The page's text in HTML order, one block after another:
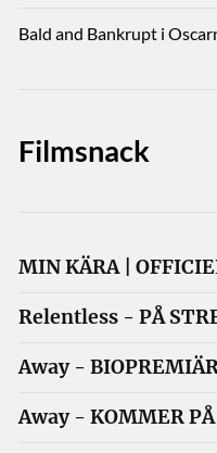
Bald and Bankrupt i
Filmsnack
MIN KÄRA |
Relentless - PÅ
Away -
Away - KOMMER